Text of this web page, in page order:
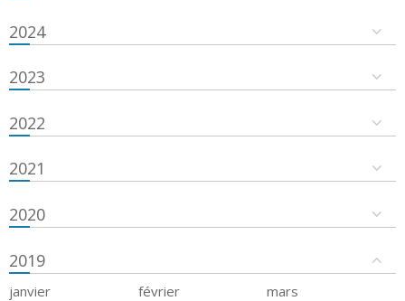
2024
2023
2022
2021
2020
2019
janvier février
mars